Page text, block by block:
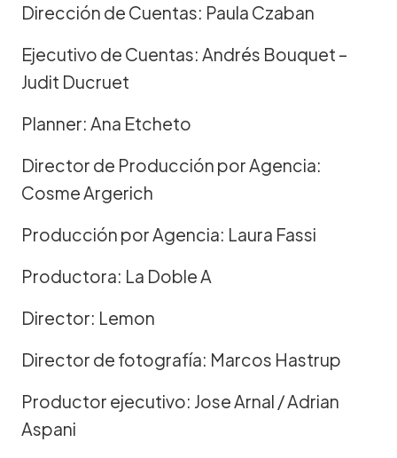
Dirección de Cuentas: Paula Czaban
Ejecutivo de Cuentas: Andrés Bouquet –
Judit Ducruet
Planner: Ana Etcheto
Director de Producción por Agencia:
Cosme Argerich
Producción por Agencia: Laura Fassi
Productora: La Doble A
Director: Lemon
Director de fotografía: Marcos Hastrup
Productor ejecutivo: Jose Arnal / Adrian
Aspani